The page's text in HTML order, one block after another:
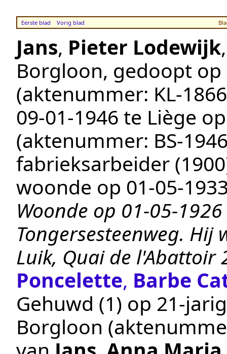
Eerste blad Vorig blad
Jans, Pieter Lodewijk
Borgloon, gedoopt op
(aktenummer: KL-
09‑01‑1946 te Liège
(aktenummer: BS-
fabrieksarbeider
woonde op
Woonde op 01-05-
Tongersesteenweg. Hij
Luik, Quai de l'Abattoir
Poncelette, Barbe
Gehuwd (1) op 21-
Borgloon